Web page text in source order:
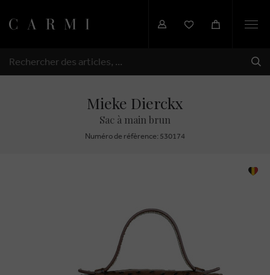
RECHERCHER
Mieke Dierckx
Sac à main brun
Numéro de réfèrence: 530174